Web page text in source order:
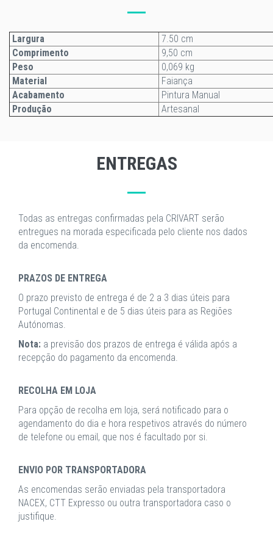
Largura
7.50 cm
Comprimento
9,50 cm
Peso
0,069 kg
Material
Faiança
Acabamento
Pintura Manual
Produção
Artesanal
ENTREGAS
Todas as entregas confirmadas pela CRIVART serão
entregues na morada especificada pelo cliente nos dados
da encomenda.
PRAZOS DE ENTREGA
O prazo previsto de entrega é de 2 a 3 dias úteis para
Portugal Continental e de 5 dias úteis para as Regiões
Autónomas.
Nota: a previsão dos prazos de entrega é válida após a
recepção do pagamento da encomenda.
RECOLHA EM LOJA
Para opção de recolha em loja, será notificado para o
agendamento do dia e hora respetivos através do número
de telefone ou email, que nos é facultado por si.
ENVIO POR TRANSPORTADORA
As encomendas serão enviadas pela transportadora
NACEX, CTT Expresso ou outra transportadora caso o
justifique.